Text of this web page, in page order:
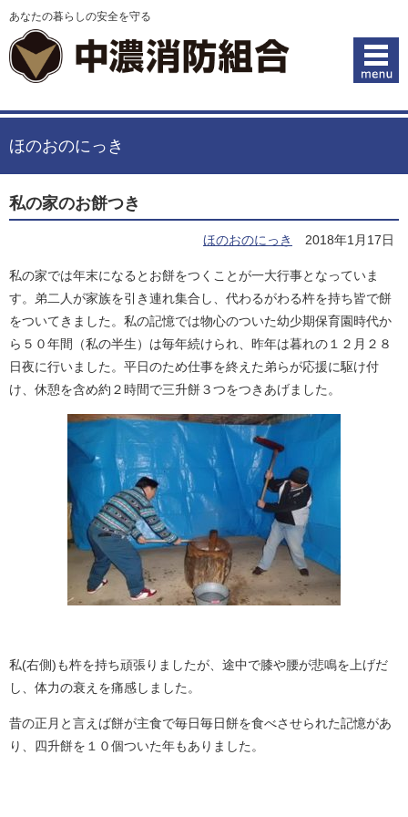
あなたの暮らしの安全を守る
ほのおのにっき
私の家のお餅つき
ほのおのにっき 2018年1月17日
私の家では年末になるとお餅をつくことが一大行事となっていま
す。弟二人が家族を引き連れ集合し、代わるがわる杵を持ち皆で餅
をついてきました。私の記憶では物心のついた幼少期保育園時代か
ら５０年間（私の半生）は毎年続けられ、昨年は暮れの１２月２８
日夜に行いました。平日のため仕事を終えた弟らが応援に駆け付
け、休憩を含め約２時間で三升餅３つをつきあげました。
私(右側)も杵を持ち頑張りましたが、途中で膝や腰が悲鳴を上げだ
し、体力の衰えを痛感しました。
昔の正月と言えば餅が主食で毎日毎日餅を食べさせられた記憶があ
り、四升餅を１０個ついた年もありました。